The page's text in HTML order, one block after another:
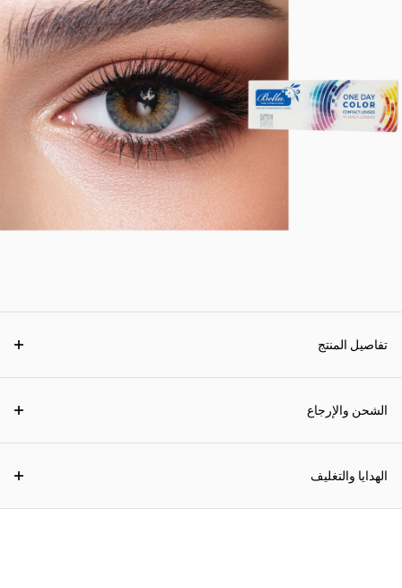
تفاصيل المنتج
الشحن والإرجاع
الهدايا والتغليف